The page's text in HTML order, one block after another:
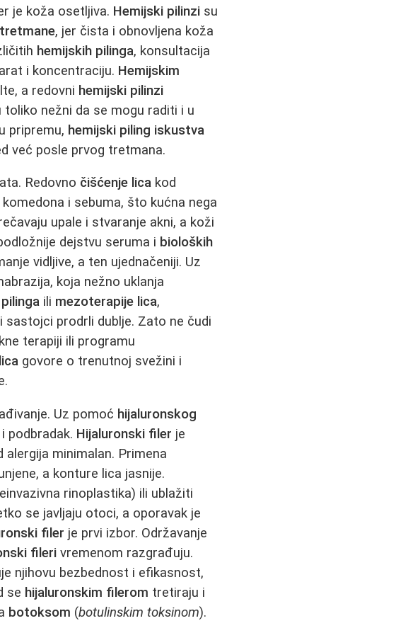
je koža osetljiva. Hemijski pilinzi su
, jer čista i obnovljena koža
hemijskih pilinga, konsultacija
i koncentraciju. Hemijskim
a redovni hemijski pilinzi
toliko nežni da se mogu raditi i u
pripremu, hemijski piling iskustva
već posle prvog tretmana.
Redovno čišćenje lica kod
i sebuma, što kućna nega
upale i stvaranje akni, a koži
dejstvu seruma i bioloških
vidljive, a ten ujednačeniji. Uz
koja nežno uklanja
ili mezoterapije lica,
sastojci prodrli dublje. Zato ne čudi
terapiji ili programu
govore o trenutnoj svežini i
Uz pomoć hijaluronskog
podbradak. Hijaluronski filer je
minimalan. Primena
a konture lica jasnije.
rinoplastika) ili ublažiti
se javljaju otoci, a oporavak je
filer je prvi izbor. Održavanje
fileri vremenom razgrađuju.
njihovu bezbednost i efikasnost,
se hijaluronskim filerom tretiraju i
botoksom (botulinskim toksinom).